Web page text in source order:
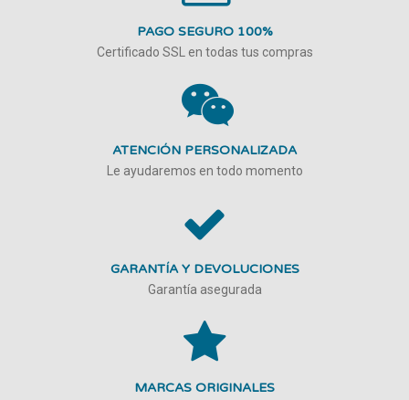
PAGO SEGURO 100%
Certificado SSL en todas tus compras
ATENCIÓN PERSONALIZADA
Le ayudaremos en todo momento
GARANTÍA Y DEVOLUCIONES
Garantía asegurada
MARCAS ORIGINALES